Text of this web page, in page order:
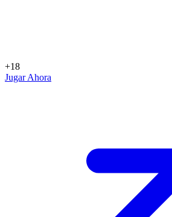
+18
Jugar Ahora